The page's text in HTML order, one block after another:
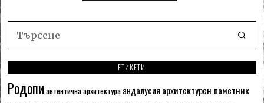
ЕТИКЕТИ
Родопи автентична архитектура андалусия архитектурен паметник